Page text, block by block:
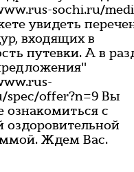
sochi.ru/
увидеть
входящих в
путевки. А в
spec/offer?n=9 Вы
ознакомиться с
оздоровительной
Ждем Вас.